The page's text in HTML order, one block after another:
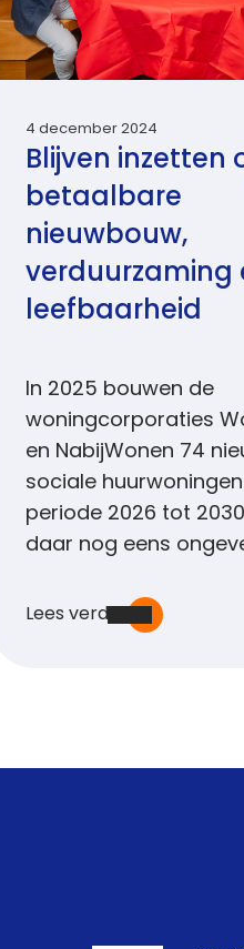
4 december 2024
Blijven inzetten
betaalbare
nieuwbouw,
verduurzaming
leefbaarheid
In 2025 bouwen de
woningcorporaties
en NabijWonen 74
sociale
periode 2026 tot
daar nog eens
Lees verder